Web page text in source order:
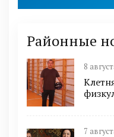
Районные
8
7